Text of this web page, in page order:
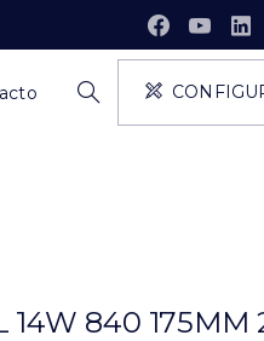
14W 840 175MM